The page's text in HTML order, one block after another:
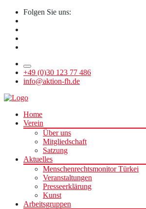
Folgen Sie uns:
+49 (0)30 123 77 486
info@aktion-fh.de
Home
Verein
Über uns
Mitgliedschaft
Satzung
Aktuelles
Menschenrechtsmonitor Türkei
Veranstaltungen
Presseerklärung
Kunst
Arbeitsgruppen